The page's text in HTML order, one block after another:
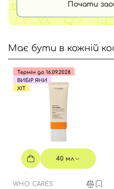
Почати
Має бути в кожній
Термін до 16.09.2028
ВИБІР ЯНИ
ХІТ
40 мл
WHO CARES